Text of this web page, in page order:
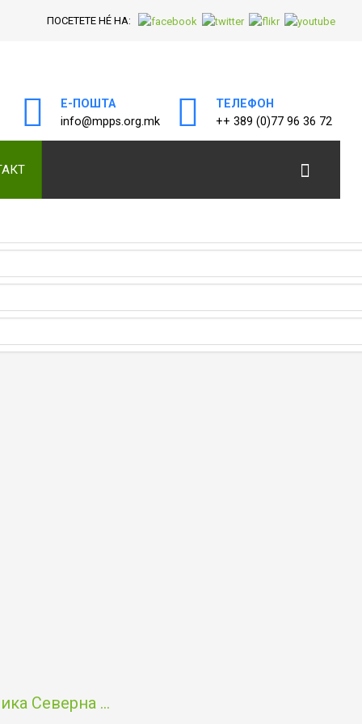
ПОСЕТЕТЕ НÉ НА:
Е-ПОШТА
info@mpps.org.mk
ТЕЛЕФОН
++ 389 (0)77 96 36 72
Северна ...